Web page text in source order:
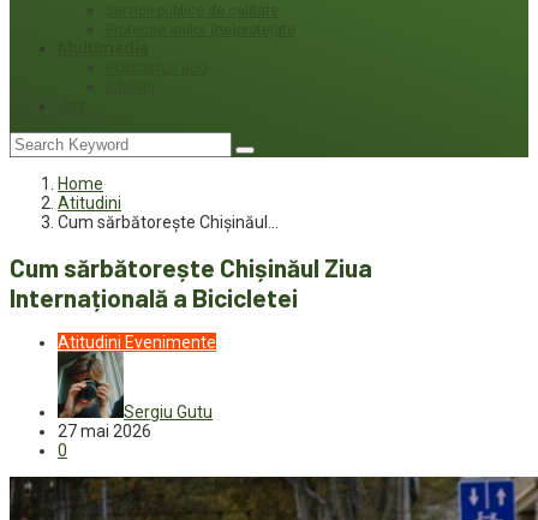
Home
Atitudini
Cum sărbătorește Chișinăul…
Cum sărbătorește Chișinăul Ziua
Internațională a Bicicletei
Atitudini Evenimente
Sergiu Gutu
27 mai 2026
0